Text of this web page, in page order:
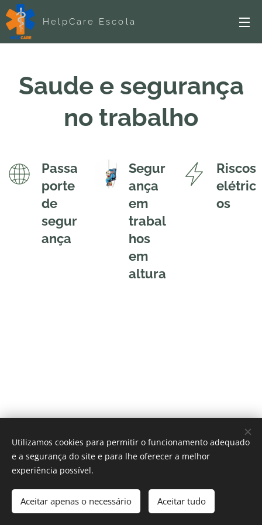
HelpCare Escola
Saude e segurança
no trabalho
Passa
porte
de
segur
ança
Segur
ança
em
trabal
hos
em
altura
Riscos
elétric
os
Helpcare
Cookies
Utilizamos cookies para permitir o funcionamento adequado
e a segurança do site e para lhe oferecer a melhor
experiência possível.
Aceitar apenas o necessário Aceitar tudo